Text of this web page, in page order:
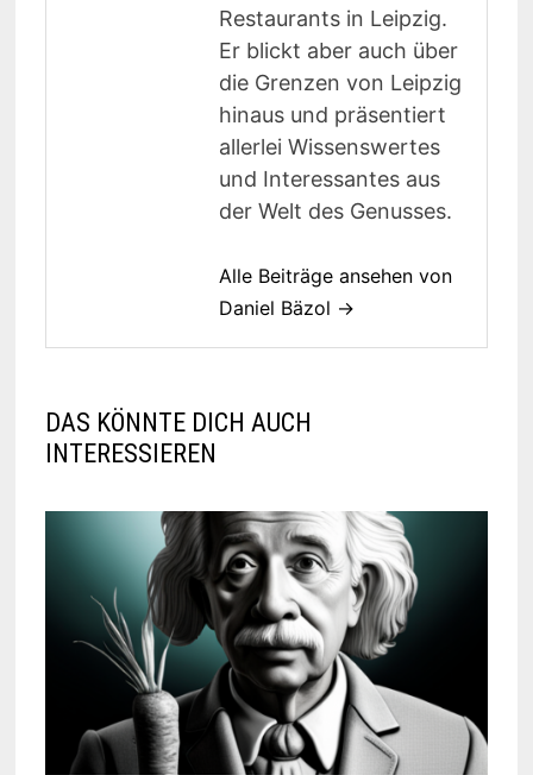
Restaurants in Leipzig.
Er blickt aber auch über
die Grenzen von Leipzig
hinaus und präsentiert
allerlei Wissenswertes
und Interessantes aus
der Welt des Genusses.
Alle Beiträge ansehen von
Daniel Bäzol →
DAS KÖNNTE DICH AUCH
INTERESSIEREN